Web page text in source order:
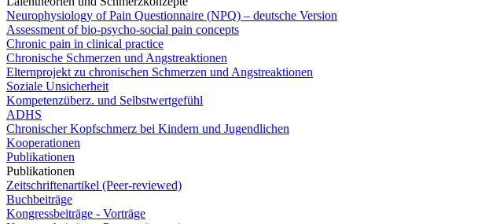
Neurophysiology of Pain Questionnaire (NPQ) – deutsche Version
Assessment of bio-psycho-social pain concepts
Chronic pain in clinical practice
Chronische Schmerzen und Angstreaktionen
Elternprojekt zu chronischen Schmerzen und Angstreaktionen
Soziale Unsicherheit
Kompetenzüberz. und Selbstwertgefühl
ADHS
Chronischer Kopfschmerz bei Kindern und Jugendlichen
Kooperationen
Publikationen
Publikationen
Zeitschriftenartikel (Peer-reviewed)
Buchbeiträge
Kongressbeiträge - Vorträge